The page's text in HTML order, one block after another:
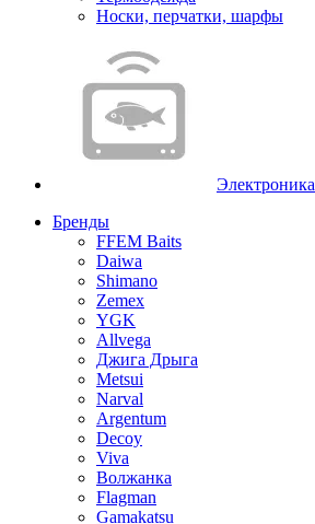
Носки, перчатки, шарфы
Электроника
Бренды
FFEM Baits
Daiwa
Shimano
Zemex
YGK
Allvega
Джига Дрыга
Metsui
Narval
Argentum
Decoy
Viva
Волжанка
Flagman
Gamakatsu